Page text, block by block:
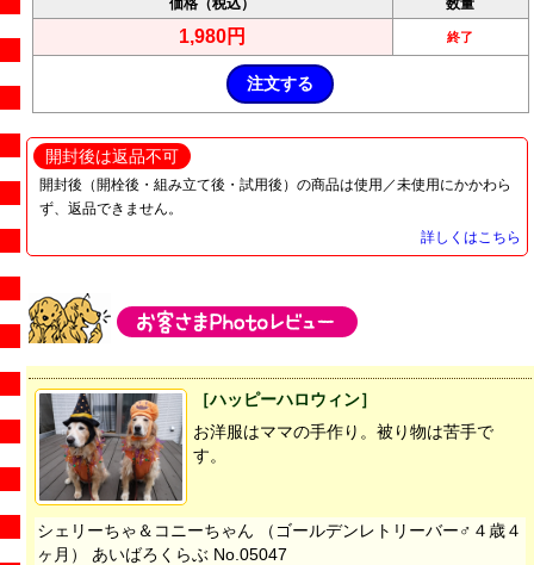
価格（税込） 数量
1,980円 終了
開封後は返品不可
開封後（開栓後・組み立て後・試用後）の商品は使用／未使用にかかわら
ず、返品できません。
詳しくはこちら
［ハッピーハロウィン］
お洋服はママの手作り。被り物は苦手で
す。
シェリーちゃ＆コニーちゃん （ゴールデンレトリーバー♂４歳４
ヶ月） あいばろくらぶ No.05047